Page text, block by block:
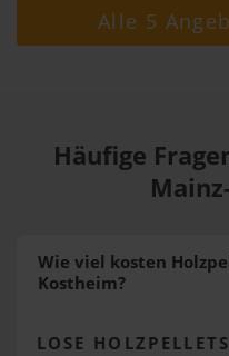
Alle 5
Häufige
Wie viel kosten
Kostheim?
LOSE HOLZPELLETS